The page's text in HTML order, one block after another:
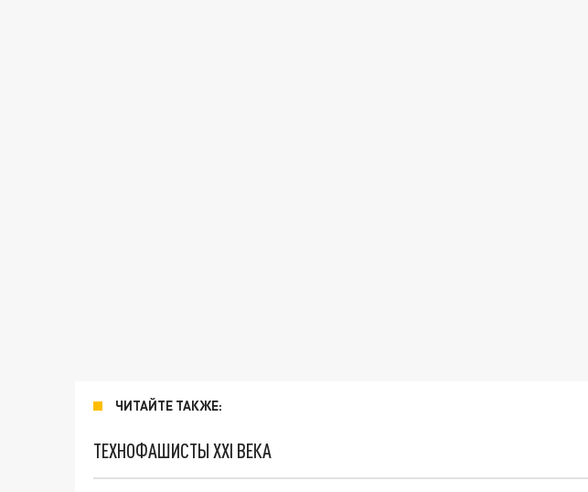
ЧИТАЙТЕ ТАКЖЕ:
ТЕХНОФАШИСТЫ XXI ВЕКА